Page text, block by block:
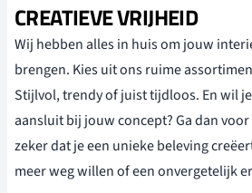
CREATIEVE VRIJHEID
Wij hebben alles in huis om jouw
brengen. Kies uit ons ruime
Stijlvol, trendy of juist tijdloos. En wil
aansluit bij jouw concept? Ga dan
zeker dat je een unieke beleving
meer weg willen of een onvergetelijk